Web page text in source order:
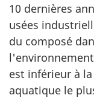
10 dernières
usées
du composé
est inférieur à la
aquatique le